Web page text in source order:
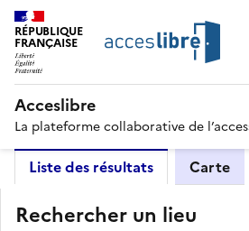
RÉPUBLIQUE
FRANÇAISE
Acceslibre
La plateforme collaborative de
Liste des résultats Carte
Rechercher un lieu